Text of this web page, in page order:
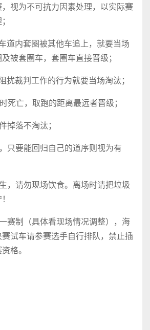
视为不可抗力因素处理，以实际赛
道内套圈被其他车追上，就要当场
被套圈车，套圈车直接晋级；
扰裁判工作的行为就要当场淘汰；
死亡，取跑的距离最远者晋级；
掉落不淘汰；
只要能回归自己的道序则视为有
，请勿现场饮食。离场时请把垃圾
赛制（具体看现场情况调整），海
试车请参赛选手自行排队，禁止插
格。